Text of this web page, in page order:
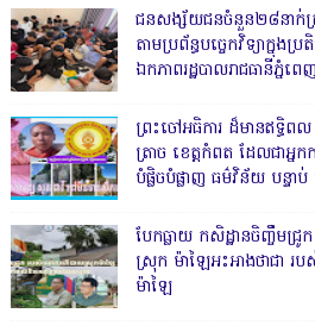
ជនសង្ស័យជនចំនួន២៨នាក់ត្រូ
តាមប្រព័ន្ធបច្ចេកវិទ្យាក្នុង
ឯកភាពរដ្ឋបាលរាជធានីភ្នំព
ព្រះចៅអធិការ ដ៏មានឥទ្
ត្រាច ខេត្តកំពត ដែលជាអ្
បំផ្លិចបំផ្លាញ ធម៌វិន័យ បន្ទា
បែកធ្លាយ កសិដ្ឋានចិញ្ចឹមជ្
ស្រុក ម៉ាឡៃអះអាងថាជា
ម៉ាឡៃ